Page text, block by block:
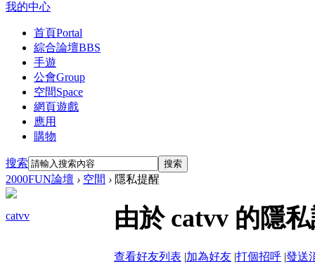
我的中心
首頁Portal
綜合論壇BBS
手遊
公會Group
空間Space
網頁遊戲
應用
購物
搜索 搜索
2000FUN論壇 › 空間 › 隱私提醒
catvv 由於 catvv 的隱
查看好友列表 |加為好友 |打個招呼 |發送